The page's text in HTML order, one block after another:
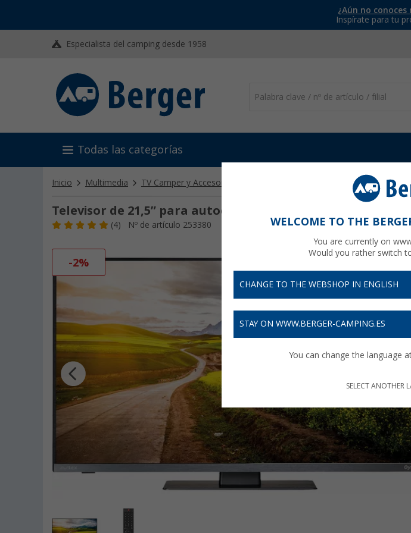
¿Aún no
Inspírate para tu
Especialista del camping desde 1958
Todas las categorías
Inicio Multimedia TV Camper y Accesorios Televisor para
Televisor de 21,5” para autocaravana LED Oyster Ten Haaft
(4) Nº de artículo 253380
-2%
WELCOME TO THE
You are currently on
Would you rather switch
CHANGE TO THE WEBSHOP IN ENGLISH
STAY ON WWW.BERGER-CAMPING.ES
You can change the language
SELECT ANOTHER